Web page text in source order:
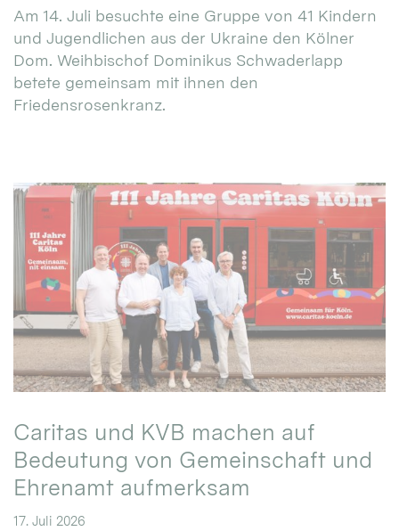
Am 14. Juli besuchte eine Gruppe von 41 Kindern
und Jugendlichen aus der Ukraine den Kölner
Dom. Weihbischof Dominikus Schwaderlapp
betete gemeinsam mit ihnen den
Friedensrosenkranz.
Caritas und KVB machen auf
Bedeutung von Gemeinschaft und
Ehrenamt aufmerksam
17. Juli 2026